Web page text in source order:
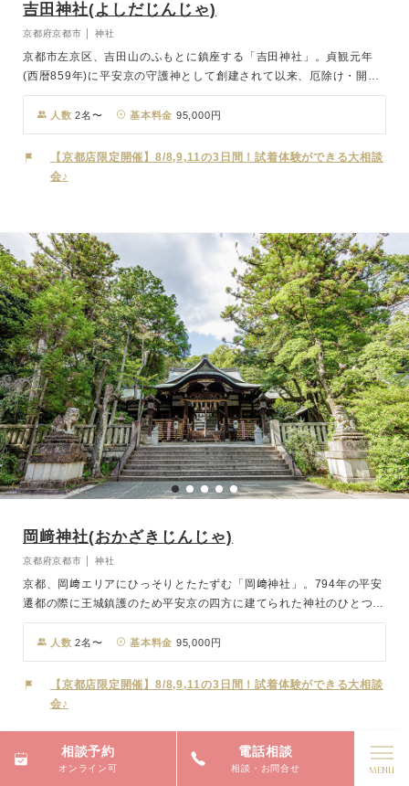
吉田神社(よしだじんじゃ)
京都府京都市 │ 神社
京都市左京区、吉田山のふもとに鎮座する「吉田神社」。貞観元年
(西暦859年)に平安京の守護神として創建されて以来、厄除け・開運
の神様として多くの崇敬を集めてきました。節分祭発祥の神社の地と
しても有名で、室町時代より続く節分祭は京洛の一大行事として大変
賑わいます。 本宮の御祭神は4柱。なかでも第三殿の天之子八根命
(あめのこやねのみこと)と第四殿の比売神(ひめがみ)は夫婦神とし
て、良縁や夫婦和合の御神徳を授けてくださいます。また境内にある
ます。 豊かな自然に朱色の神殿が美しく、清らかな空気に包まれた
神前式を挙げていただけます。
人数 2名〜 基本料金 95,000円
【京都店限定開催】8/8,9,11の3日間！試着体験ができる大相談
会♪
岡﨑神社(おかざきじんじゃ)
京都府京都市 │ 神社
京都、岡﨑エリアにひっそりとたたずむ「岡﨑神社」。794年の平安
遷都の際に王城鎮護のため平安京の四方に建てられた神社のひとつ
で、都の東に鎮座することから東天王と称されています。ご祭神は速
素盞鳴尊(すさのおのみこと)と奇稲田姫命(くしなだひめのみこと)、
そして二神から生まれた三女五男の八柱御子神(やはしらのみこがみ)
です。たくさんの御子神をもうけられたことから、縁結び・子授け安
産のご神徳があります。当時は境内をはじめ付近一帯が野うさぎの生
と子宝と安産に恵まれるとされる)など、境内には可愛らしいうさぎ
像が多くおります。
人数 2名〜 基本料金 95,000円
【京都店限定開催】8/8,9,11の3日間！試着体験ができる大相談
会♪
相談予約
オンライン可
電話相談
相談・お問合せ